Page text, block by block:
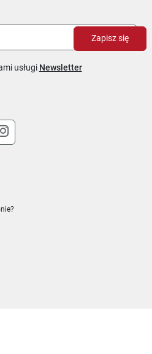
usługi Newsletter
Zapisz się
się w nowym oknie
się w nowym oknie
otworzy się w nowym
link otworzy się w
Uwaga, link otworzy się w